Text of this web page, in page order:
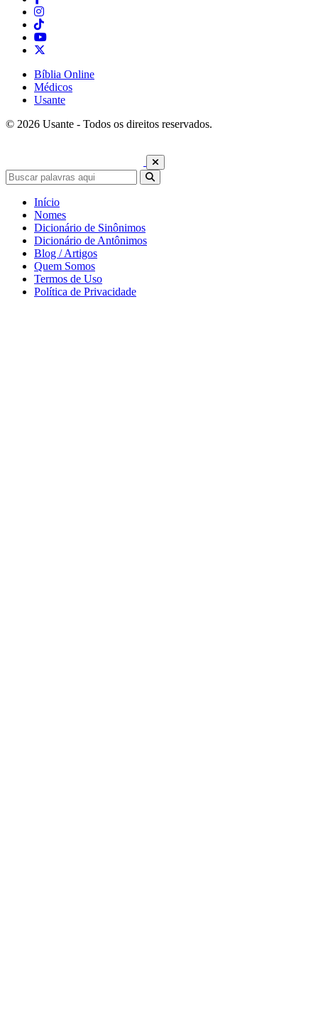
Bíblia Online
Médicos
Usante
© 2026 Usante - Todos os direitos reservados.
Início
Nomes
Dicionário de Sinônimos
Dicionário de Antônimos
Blog / Artigos
Quem Somos
Termos de Uso
Política de Privacidade